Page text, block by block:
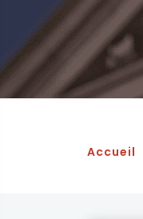
Accueil